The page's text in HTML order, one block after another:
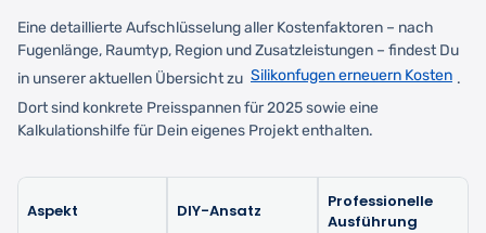
Eine detaillierte Aufschlüsselung aller Kostenfaktoren – nach
Fugenlänge, Raumtyp, Region und Zusatzleistungen – findest Du
in unserer aktuellen Übersicht zu Silikonfugen erneuern Kosten .
Dort sind konkrete Preisspannen für 2025 sowie eine
Kalkulationshilfe für Dein eigenes Projekt enthalten.
Aspekt DIY-Ansatz
Professionelle
Ausführung